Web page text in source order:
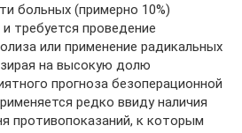
больных (примерно 10%)
требуется проведение
или применение радикальных
на высокую долю
прогноза безоперационной
редко ввиду наличия
противопоказаний, к которым